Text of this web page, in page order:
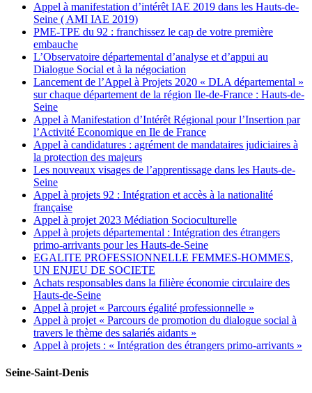
Appel à manifestation d’intérêt IAE 2019 dans les Hauts-de-
Seine ( AMI IAE 2019)
PME-TPE du 92 : franchissez le cap de votre première
embauche
L’Observatoire départemental d’analyse et d’appui au
Dialogue Social et à la négociation
Lancement de l’Appel à Projets 2020 « DLA départemental »
sur chaque département de la région Ile-de-France : Hauts-de-
Seine
Appel à Manifestation d’Intérêt Régional pour l’Insertion par
l’Activité Economique en Ile de France
Appel à candidatures : agrément de mandataires judiciaires à
la protection des majeurs
Les nouveaux visages de l’apprentissage dans les Hauts-de-
Seine
Appel à projets 92 : Intégration et accès à la nationalité
française
Appel à projet 2023 Médiation Socioculturelle
Appel à projets départemental : Intégration des étrangers
primo-arrivants pour les Hauts-de-Seine
EGALITE PROFESSIONNELLE FEMMES-HOMMES,
UN ENJEU DE SOCIETE
Achats responsables dans la filière économie circulaire des
Hauts-de-Seine
Appel à projet « Parcours égalité professionnelle »
Appel à projet « Parcours de promotion du dialogue social à
travers le thème des salariés aidants »
Appel à projets : « Intégration des étrangers primo-arrivants »
Seine-Saint-Denis